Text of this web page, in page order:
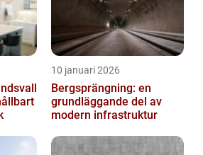
10 januari 2026
Bergsprängning: en
grundläggande del av
modern infrastruktur